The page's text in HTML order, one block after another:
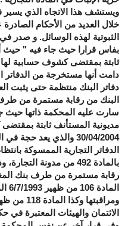
ويستشف هذا الاتجاه الذي يسير
خلال العديد من الأحكام
الثبوتية لهذه الوسائل. و صدر
بفاس قرارا حيث جاء فيه " حيث
ثابتة بمقتضى كشوف حسابية لها
دامت أنها مستخرجة من الدفاتر
دفاتر البنك منتظمة حتى يثبت
سارت عليه المحكمة ذاتها حيث
مديونية المستأنف ثابتة
30/04/2004 والذي يعد
الدفاتر التجارية الممسوكة
بالمادة 492 من مدونة
رقابة مستمرة من طرف بنك